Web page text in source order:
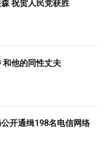
祝贺人民党获胜
和他的同性丈夫
开通缉198名电信网络